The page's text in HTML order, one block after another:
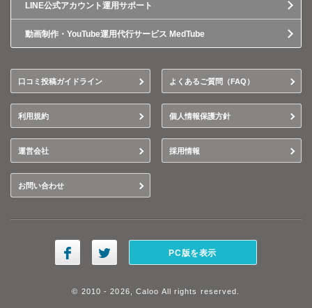
LINE公式アカウント運用サポート
動画制作・YouTube運用代行サービス MedTube
口コミ投稿ガイドライン よくあるご質問（FAQ）
利用規約 個人情報保護方針
運営会社 採用情報
お問い合わせ
PC版を表示
© 2010 - 2026, Caloo All rights reserved.